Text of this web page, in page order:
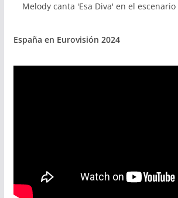
Melody canta 'Esa Diva' en el
España en Eurovisión 2024